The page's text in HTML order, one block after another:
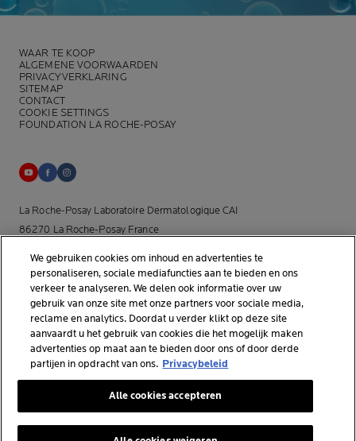
WAAR TE KOOP
ALGEMENE VOORWAARDEN
PRIVACYVERKLARING
SITEMAP
CONTACT
COOKIE SETTINGS
FOUNDATION LA ROCHE-POSAY
La Roche-Posay Laboratoire Dermatologique CAI
86270 La Roche-Posay France
*Onderzoek uitgevoerd binnen de dermo-cosmetische
huidverzorgingsmarkt door APLUSA en haar partners van januari tot
april 2025, onder 56 dermatologen in Nederland.
© La Roche-Posay
© Centre Thermal de La Roche-Posay
We gebruiken cookies om inhoud en advertenties te
personaliseren, sociale mediafuncties aan te bieden en ons
verkeer te analyseren. We delen ook informatie over uw
gebruik van onze site met onze partners voor sociale media,
reclame en analytics. Doordat u verder klikt op deze site
aanvaardt u het gebruik van cookies die het mogelijk maken
advertenties op maat aan te bieden door ons of door derde
partijen in opdracht van ons. Privacybeleid
Alle cookies accepteren